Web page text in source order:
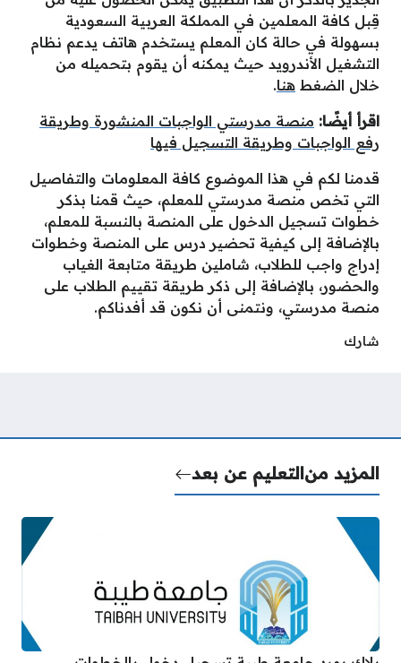
قِبل كافة المعلمين في المملكة العربية السعودية
بسهولة في حالة كان المعلم يستخدم هاتف يدعم نظام
التشغيل الأندرويد حيث يمكنه أن يقوم بتحميله من
خلال الضغط هنا.
اقرأ أيضًا: منصة مدرستي الواجبات المنشورة وطريقة
رفع الواجبات وطريقة التسجيل فيها
قدمنا لكم في هذا الموضوع كافة المعلومات والتفاصيل
التي تخص منصة مدرستي للمعلم، حيث قمنا بذكر
خطوات تسجيل الدخول على المنصة بالنسبة للمعلم،
بالإضافة إلى كيفية تحضير درس على المنصة وخطوات
إدراج واجب للطلاب، شاملين طريقة متابعة الغياب
والحضور، بالإضافة إلى ذكر طريقة تقييم الطلاب على
منصة مدرستي، ونتمنى أن نكون قد أفدناكم.
شارك
المزيد منالتعليم عن بعد